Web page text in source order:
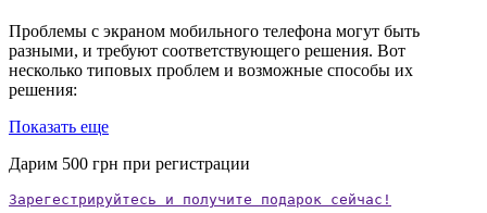
Проблемы с экраном мобильного телефона могут быть
разными, и требуют соответствующего решения. Вот
несколько типовых проблем и возможные способы их
решения:
Показать еще
Дарим 500 грн при регистрации
Зарегестрируйтесь и получите подарок сейчас!